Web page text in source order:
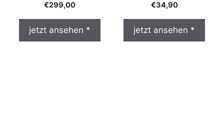
€299,00
jetzt ansehen *
€34,90
jetzt ansehen *